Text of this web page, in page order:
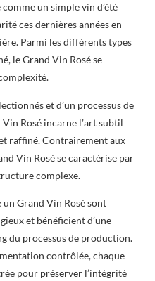
un simple vin d’été
ces dernières années en
Parmi les différents types
le Grand Vin Rosé se
et d’un processus de
Rosé incarne l’art subtil
raffiné. Contrairement aux
Vin Rosé se caractérise par
complexe.
Grand Vin Rosé sont
et bénéficient d’une
du processus de production.
contrôlée, chaque
pour préserver l’intégrité